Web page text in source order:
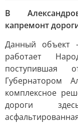
В
капремонт
Данный объект
работает
поступившая
Губернатором
комплексное
дороги